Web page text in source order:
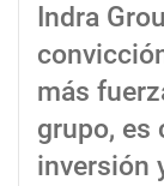
Indra
más
grupo, es
inversión